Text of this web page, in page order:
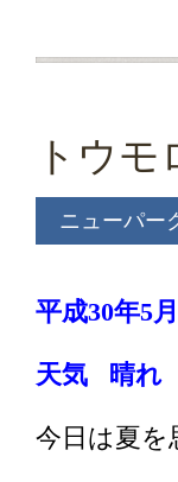
トウ
ニューパー
平成30年5
天気 晴れ
今日は夏